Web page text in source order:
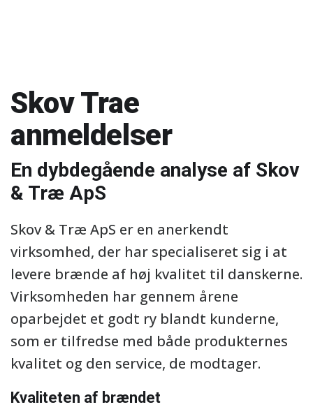
Skov Trae
anmeldelser
En dybdegående analyse af Skov
& Træ ApS
Skov & Træ ApS er en anerkendt
virksomhed, der har specialiseret sig i at
levere brænde af høj kvalitet til danskerne.
Virksomheden har gennem årene
oparbejdet et godt ry blandt kunderne,
som er tilfredse med både produkternes
kvalitet og den service, de modtager.
Kvaliteten af brændet